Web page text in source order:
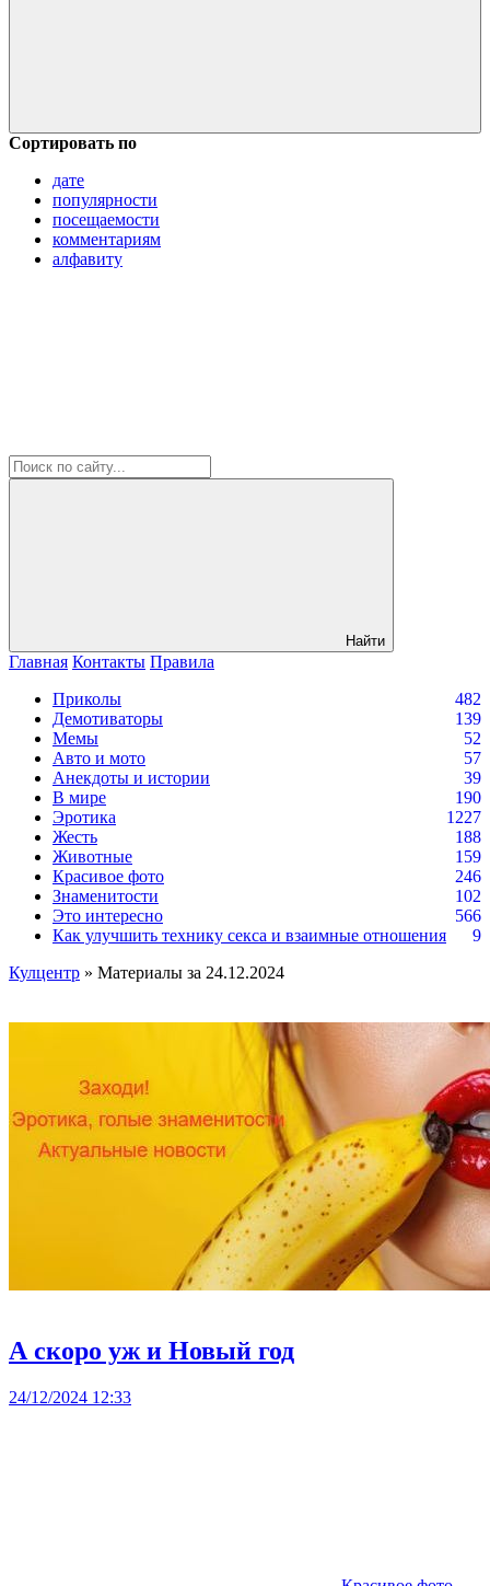
Сортировать по
дате
популярности
посещаемости
комментариям
алфавиту
Найти
Главная Контакты Правила
Приколы
482
Демотиваторы
139
Мемы
52
Авто и мото
57
Анекдоты и истории
39
В мире
190
Эротика
1227
Жесть
188
Животные
159
Красивое фото
246
Знаменитости
102
Это интересно
566
Как улучшить технику секса и взаимные отношения
9
Кулцентр » Материалы за 24.12.2024
А скоро уж и Новый год
24/12/2024 12:33